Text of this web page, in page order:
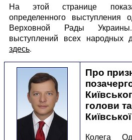
На этой странице
определенного выступления
Верховной Рады
выступлений всех народных
здесь.
Про
голови
Колега